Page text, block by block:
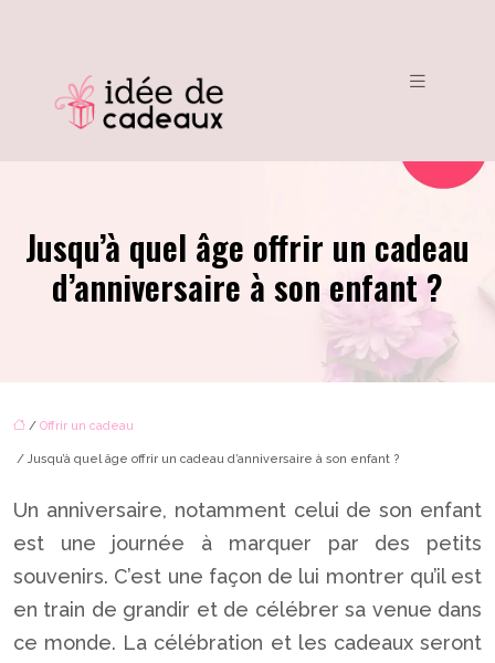
Jusqu’à quel âge offrir un cadeau
d’anniversaire à son enfant ?
/ Offrir un cadeau
/ Jusqu’à quel âge offrir un cadeau d’anniversaire à son enfant ?
Un anniversaire, notamment celui de son enfant
est une journée à marquer par des petits
souvenirs. C’est une façon de lui montrer qu’il est
en train de grandir et de célébrer sa venue dans
ce monde. La célébration et les cadeaux seront